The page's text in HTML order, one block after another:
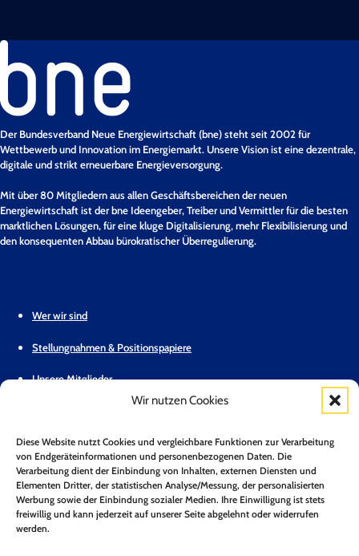
Wir nutzen Cookies
Diese Website nutzt Cookies und vergleichbare Funktionen zur Verarbeitung
von Endgeräteinformationen und personenbezogenen Daten. Die
Verarbeitung dient der Einbindung von Inhalten, externen Diensten und
Elementen Dritter, der statistischen Analyse/Messung, der personalisierten
Werbung sowie der Einbindung sozialer Medien. Ihre Einwilligung ist stets
freiwillig und kann jederzeit auf unserer Seite abgelehnt oder widerrufen
werden.
Der Bundesverband Neue Energiewirtschaft (bne) steht seit 2002 für
Wettbewerb und Innovation im Energiemarkt. Unsere Vision ist eine dezentrale,
digitale und strikt erneuerbare Energieversorgung.
Mit über 80 Mitgliedern aus allen Geschäftsbereichen der neuen
Energiewirtschaft ist der bne Ideengeber, Treiber und Vermittler für die besten
marktlichen Lösungen, für eine kluge Digitalisierung, mehr Flexibilisierung und
den konsequenten Abbau bürokratischer Überregulierung.
Wer wir sind
Stellungnahmen & Positionspapiere
Unsere Mitglieder
Pressemitteilungen
Mitglied werden
Kontakt